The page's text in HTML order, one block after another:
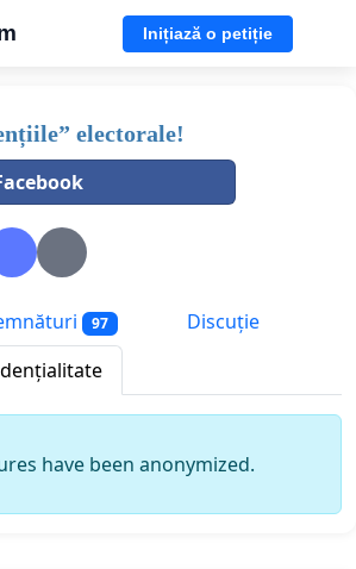
Inițiază o petiție
electorale!
97
Discuție
have been anonymized.